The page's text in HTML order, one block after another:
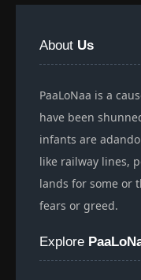
About Us
PaaLoNaa is a
have been
infants are
like railway lines,
lands for some or
fears or greed.
Explore